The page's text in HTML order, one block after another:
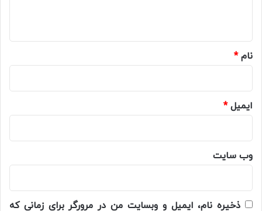
نام*
ایمیل*
وب‌ سایت
ذخیره نام، ایمیل و وبسایت من در مرورگر برای زمانی که